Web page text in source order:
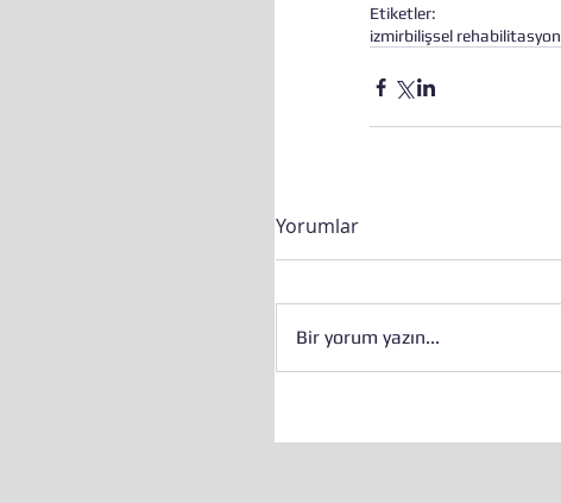
Etiketler:
izmirbilişsel rehabilitasyon
Yorumlar
Bir yorum yazın...